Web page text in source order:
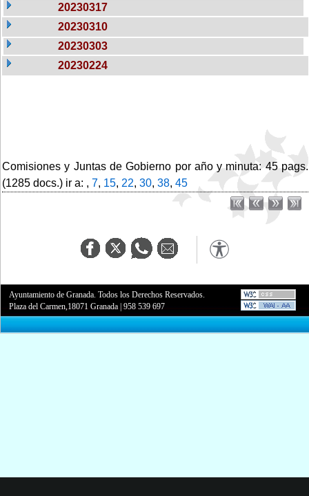
20230317
20230310
20230303
20230224
Comisiones y Juntas de Gobierno por año y minuta: 45 pags.
(1285 docs.) ir a: , 7, 15, 22, 30, 38, 45
Ayuntamiento de Granada. Todos los Derechos Reservados.
Plaza del Carmen,18071 Granada |958 539 697